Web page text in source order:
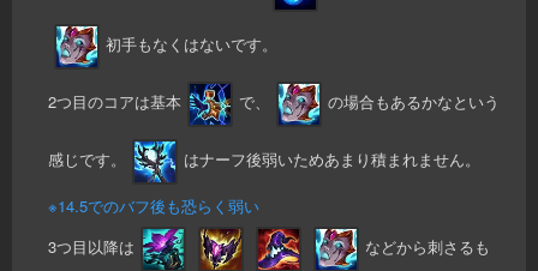
初手もなくはないです。
2つ目のコアは基本 で、 の場合もあるかなという
感じです。 はナーフ後弱いためあまり積まれません。
※14.5でのバフ後も恐らく弱い
3つ目以降は
などから刺さるも